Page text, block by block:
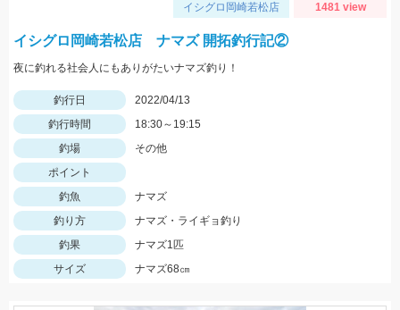
イシグロ岡崎若松店 1481 view
イシグロ岡崎若松店 ナマズ 開拓釣行記②
夜に釣れる社会人にもありがたいナマズ釣り！
釣行日
2022/04/13
釣行時間
18:30～19:15
釣場
その他
ポイント
釣魚
ナマズ
釣り方
ナマズ・ライギョ釣り
釣果
ナマズ1匹
サイズ
ナマズ68㎝